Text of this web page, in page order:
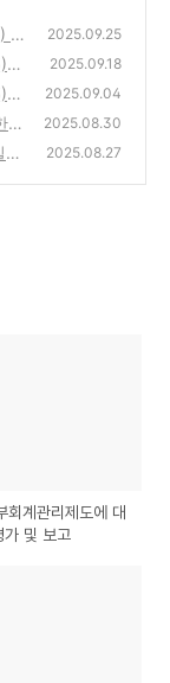
감
2025.09.25
2025.09.18
2025.09.04
눈
2025.08.30
2025.08.27
계관리제도에 대
및 보고